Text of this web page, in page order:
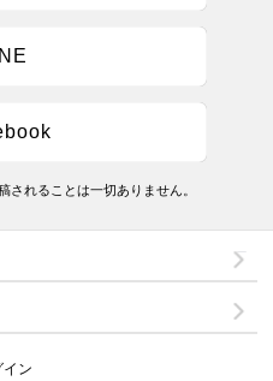
れることは一切ありません。
イン